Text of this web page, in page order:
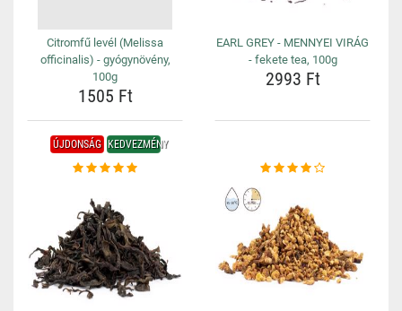
Citromfű levél (Melissa
officinalis) - gyógynövény,
100g
1505 Ft
EARL GREY - MENNYEI VIRÁG
- fekete tea, 100g
2993 Ft
ÚJDONSÁG KEDVEZMÉNY